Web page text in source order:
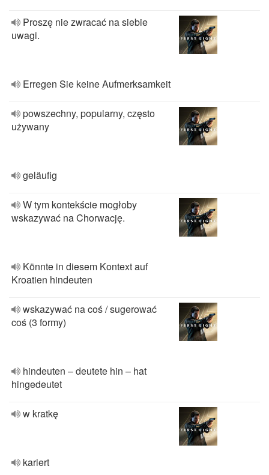
Proszę nie zwracać na siebie
uwagi.
Erregen Sie keine Aufmerksamkeit
powszechny, popularny, często
używany
geläufig
W tym kontekście mogłoby
wskazywać na Chorwację.
Könnte in diesem Kontext auf
Kroatien hindeuten
wskazywać na coś / sugerować
coś (3 formy)
hindeuten – deutete hin – hat
hingedeutet
w kratkę
kariert